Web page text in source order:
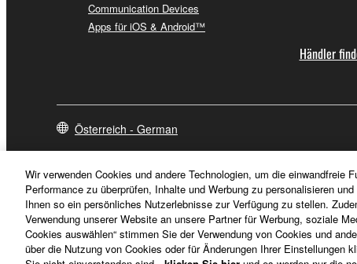
Communication Devices
Apps für iOS & Android™
Händler
Österreich - German
Wir verwenden Cookies und andere Technologien, um die einwandfreie
Performance zu überprüfen, Inhalte und Werbung zu personalisieren
Ihnen so ein persönliches Nutzerlebnisse zur Verfügung zu stellen.
Verwendung unserer Website an unsere Partner für Werbung, soziale
Cookies auswählen“ stimmen Sie der Verwendung von Cookies und
über die Nutzung von Cookies oder für Änderungen Ihrer Einstellungen